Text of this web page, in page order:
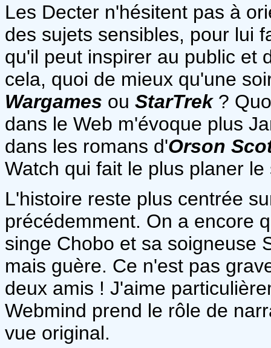
Les Decter n'hésitent pas à
des sujets sensibles, pour lui
qu'il peut inspirer au public et
cela, quoi de mieux qu'une
Wargames ou StarTrek ?
dans le Web m'évoque plus
dans les romans d'Orson
Watch qui fait le plus planer
L'histoire reste plus centrée
précédemment. On a encore
singe Chobo et sa soigneuse
mais guère. Ce n'est pas
deux amis ! J'aime
Webmind prend le rôle de
vue original.